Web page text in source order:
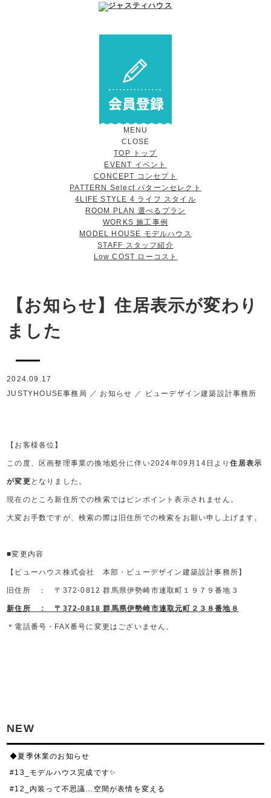
MENU
CLOSE
TOP
トップ
EVENT イベント
CONCEPT コンセプト
PATTERN Select パターンセレクト
4LIFE STYLE 4 ライフ スタイル
ROOM PLAN 選べるプラン
WORKS 施工事例
MODEL HOUSE モデルハウス
STAFF スタッフ紹介
Low COST ローコスト
【お知らせ】住居表示が変わり
ました
2024.09.17
JUSTYHOUSE事務局 ／ お知らせ ／ ビューデザイン建築設計事務所
【お客様各位】
この度、区画整理事業の換地処分に伴い2024年09月14日より住居表示
が変更 となりました。
現在のところ新住所での検索ではピンポイント表示されません。
大変お手数ですが、検索の際は旧住所での検索をお願い申し上げます。
■変更内容
【ビューハウス株式会社 本部・ビューデザイン建築設計事務所】
旧住所 ： 〒372-0812 群馬県伊勢崎市連取町１９７９番地３
新住所 ： 〒372-0818 群馬県伊勢崎市連取元町２３８番地８
＊電話番号・FAX番号に変更はございません。
NEW
◆夏季休業のお知らせ
#13_モデルハウス完成です✨
#12_内装って不思議…空間が表情を変える